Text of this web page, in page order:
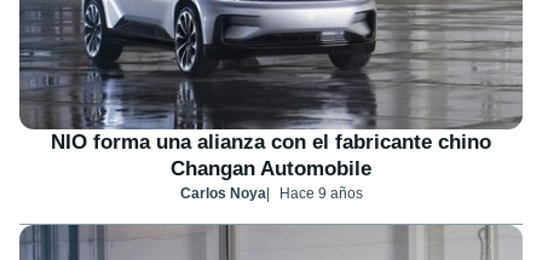
NIO forma una alianza con el fabricante chino
Changan Automobile
Carlos Noya Hace 9 años